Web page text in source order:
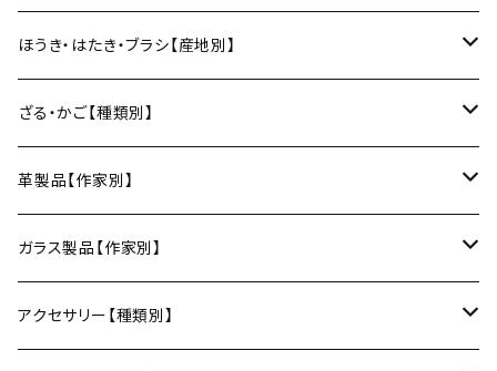
箸
箸置き
土鍋
鍋敷き・コースター
鍋敷き
ポットマット
俊彦窯（丹波焼／兵庫）
Fuji窯（備前焼／岡山）
仁堂窯 大森宏明（備前焼／岡山）
梅山窯（砥部焼／愛媛）
宗像窯（会津本郷焼／福島）
2巾風呂敷（約70cm角）
向井詩織（ブロックプリント／インド）
多羅富來和紙（愛媛）
八尾和紙（富山）
美濃和紙（岐阜）
房州うちわ（千葉）
水うちわ（岐阜）
ほうき・はたき・ブラシ【産地別】
松本箒（長野）
棕櫚箒（和歌山）
和箒（栃木）
和箒（群馬）
ざる・かご【種類別】
盆ざる
かご
革製品【作家別】
Therese（奈良）
ガラス製品【作家別】
Taiga Glass（群馬）
アクセサリー【種類別】